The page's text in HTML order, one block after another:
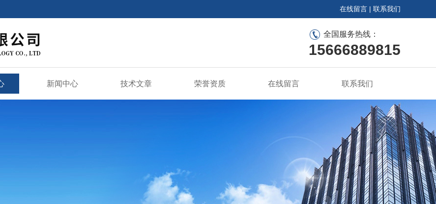
在线留言 | 联系我们
全国服务热线：
15666889815
新闻中心 技术文章 荣誉资质 在线留言 联系我们